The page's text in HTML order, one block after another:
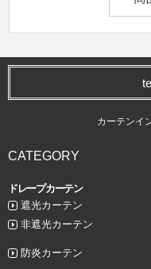
カーテンイ
CATEGORY
ドレープカーテン
遮光カーテン
非遮光カーテン
防炎カーテン